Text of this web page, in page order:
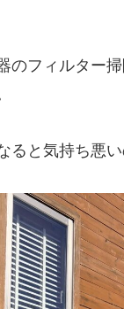
のフィルター
ると気持ち悪い